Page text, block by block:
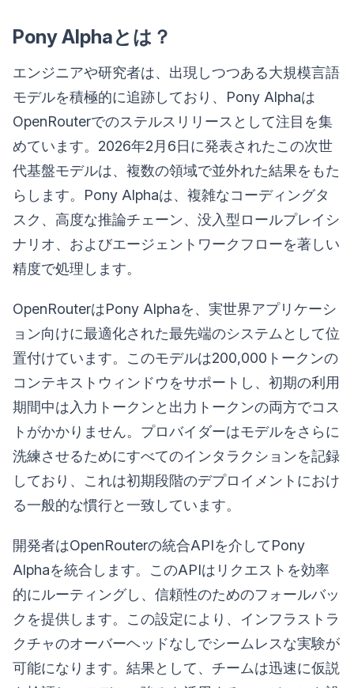
Pony Alphaとは？
エンジニアや研究者は、出現しつつある大規模言語
モデルを積極的に追跡しており、Pony Alphaは
OpenRouterでのステルスリリースとして注目を集
めています。2026年2月6日に発表されたこの次世
代基盤モデルは、複数の領域で並外れた結果をもた
らします。Pony Alphaは、複雑なコーディングタ
スク、高度な推論チェーン、没入型ロールプレイシ
ナリオ、およびエージェントワークフローを著しい
精度で処理します。
OpenRouterはPony Alphaを、実世界アプリケーシ
ョン向けに最適化された最先端のシステムとして位
置付けています。このモデルは200,000トークンの
コンテキストウィンドウをサポートし、初期の利用
期間中は入力トークンと出力トークンの両方でコス
トがかかりません。プロバイダーはモデルをさらに
洗練させるためにすべてのインタラクションを記録
しており、これは初期段階のデプロイメントにおけ
る一般的な慣行と一致しています。
開発者はOpenRouterの統合APIを介してPony
Alphaを統合します。このAPIはリクエストを効率
的にルーティングし、信頼性のためのフォールバッ
クを提供します。この設定により、インフラストラ
クチャのオーバーヘッドなしでシームレスな実験が
可能になります。結果として、チームは迅速に仮説